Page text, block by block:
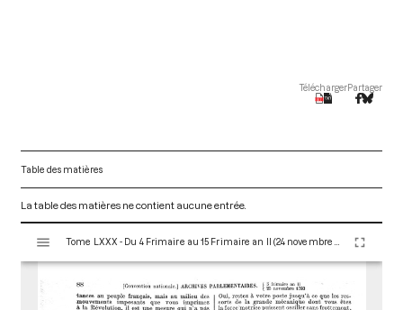
TéléchargerPartager
Table des matières
La table des matières ne contient aucune entrée.
s